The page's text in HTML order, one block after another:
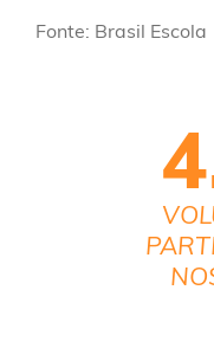
Fonte: Brasil Escola